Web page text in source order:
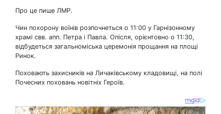
Про це пише ЛМР.
Чин похорону воїнів розпочнеться о 11:00 у Гарнізонному
храмі свв. апп. Петра і Павла. Опісля, орієнтовно о 11:30,
відбудеться загальноміська церемонія прощання на площі
Ринок.
Поховають захисників на Личаківському кладовищі, на полі
Почесних поховань новітніх Героїв.